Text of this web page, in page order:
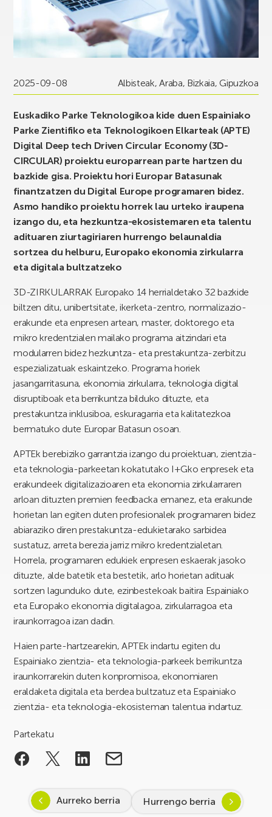
2025-09-08 Albisteak,Araba, Bizkaia,Gipuzkoa
Euskadiko Parke Teknologikoa kide duen Espainiako
Parke Zientifiko eta Teknologikoen Elkarteak (APTE)
Digital Deep tech Driven Circular Economy (3D-
CIRCULAR) proiektu europarrean parte hartzen du
bazkide gisa. Proiektu hori Europar Batasunak
finantzatzen du Digital Europe programaren bidez.
Asmo handiko proiektu horrek lau urteko iraupena
izango du, eta hezkuntza-ekosistemaren eta talentu
adituaren ziurtagiriaren hurrengo belaunaldia
sortzea du helburu, Europako ekonomia zirkularra
eta digitala bultzatzeko
3D-ZIRKULARRAK Europako 14 herrialdetako 32 bazkide
biltzen ditu, unibertsitate, ikerketa-zentro, normalizazio-
erakunde eta enpresen artean, master, doktorego eta
mikro kredentzialen mailako programa aitzindari eta
modularren bidez hezkuntza- eta prestakuntza-zerbitzu
espezializatuak eskaintzeko. Programa horiek
jasangarritasuna, ekonomia zirkularra, teknologia digital
disruptiboak eta berrikuntza bilduko dituzte, eta
prestakuntza inklusiboa, eskuragarria eta kalitatezkoa
bermatuko dute Europar Batasun osoan.
APTEk berebiziko garrantzia izango du proiektuan, zientzia-
eta teknologia-parkeetan kokatutako I+Gko enpresek eta
erakundeek digitalizazioaren eta ekonomia zirkularraren
arloan dituzten premien feedbacka emanez, eta erakunde
horietan lan egiten duten profesionalek programaren bidez
abiaraziko diren prestakuntza-edukietarako sarbidea
sustatuz, arreta berezia jarriz mikro kredentzialetan.
Horrela, programaren edukiek enpresen eskaerak jasoko
dituzte, alde batetik eta bestetik, arlo horietan adituak
sortzen lagunduko dute, ezinbestekoak baitira Espainiako
eta Europako ekonomia digitalagoa, zirkularragoa eta
iraunkorragoa izan dadin.
Haien parte-hartzearekin, APTEk indartu egiten du
Espainiako zientzia- eta teknologia-parkeek berrikuntza
iraunkorrarekin duten konpromisoa, ekonomiaren
eraldaketa digitala eta berdea bultzatuz eta Espainiako
zientzia- eta teknologia-ekosisteman talentua indartuz.
Partekatu
Aurreko berria Hurrengo berria